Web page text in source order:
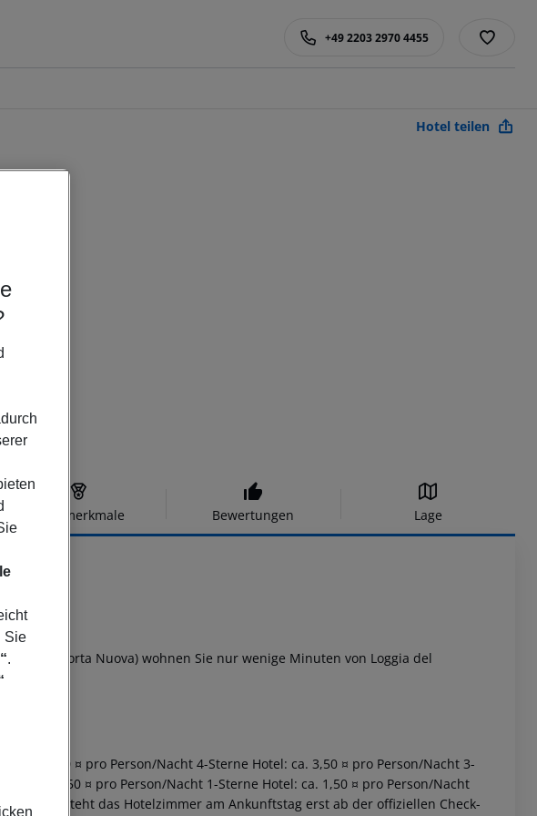
+49 2203 2970 4455
Hotel teilen
Hotelmerkmale Bewertungen Lage
- Porta Nuova) wohnen Sie nur wenige Minuten von Loggia del
ca. 4,50 ¤ pro Person/Nacht 4-Sterne Hotel: ca. 3,50 ¤ pro Person/Nacht 3-
ca. 1,50 ¤ pro Person/Nacht 1-Sterne Hotel: ca. 1,50 ¤ pro Person/Nacht
steht das Hotelzimmer am Ankunftstag erst ab der offiziellen Check-
Sie
.